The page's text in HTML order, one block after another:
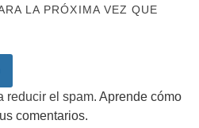
LA PRÓXIMA VEZ QUE
reducir el spam.Aprende cómo
comentarios.